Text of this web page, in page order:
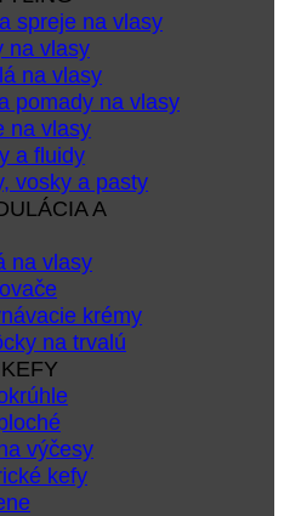
spreje na vlasy
na vlasy
na vlasy
pomady na vlasy
na vlasy
a fluidy
vosky a pasty
A
na vlasy
krémy
na trvalú
výčesy
kefy